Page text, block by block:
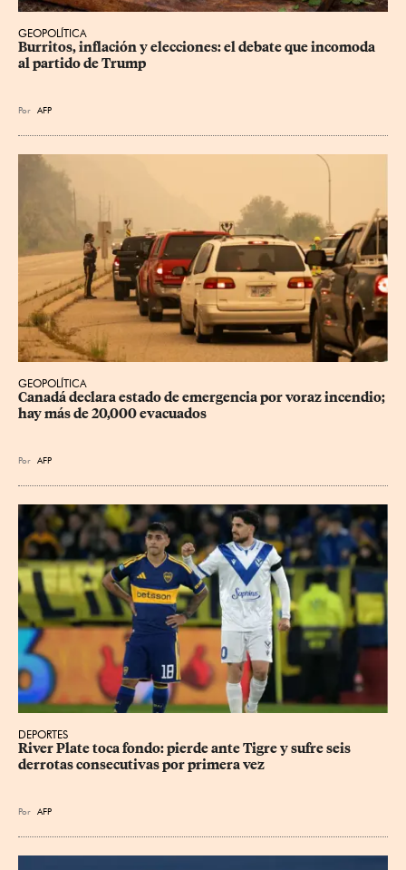
GEOPOLÍTICA
Burritos, inflación y elecciones: el debate que incomoda
al partido de Trump
Por AFP
GEOPOLÍTICA
Canadá declara estado de emergencia por voraz incendio;
hay más de 20,000 evacuados
Por AFP
DEPORTES
River Plate toca fondo: pierde ante Tigre y sufre seis
derrotas consecutivas por primera vez
Por AFP